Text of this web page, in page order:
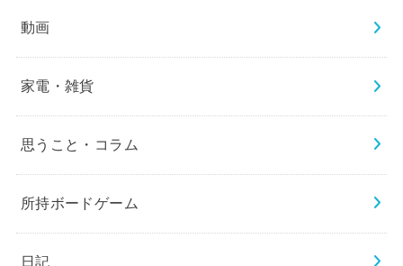
動画
家電・雑貨
思うこと・コラム
所持ボードゲーム
日記